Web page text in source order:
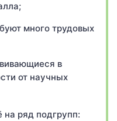
много трудовых
в
от научных
ряд подгрупп: